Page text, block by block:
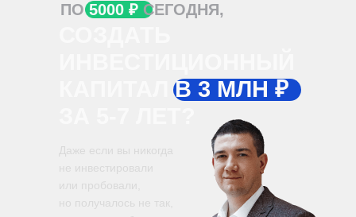
ПО5000 ₽ СЕГОДНЯ,
КАПИТАЛ В 3 МЛН ₽